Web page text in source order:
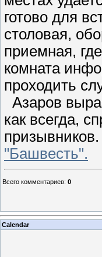
готово для
столовая,
приемная,
комната
проходить
Азаров
как всегда,
призывников.
"Башвесть".
Всего комментариев: 0
Calendar